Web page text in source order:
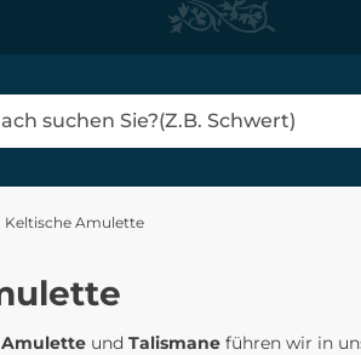
Keltische Amulette
und Talismane führen wir in